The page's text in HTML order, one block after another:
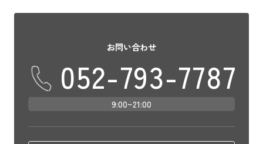
お問い合わせ
052-793-7787
9:00~21:00